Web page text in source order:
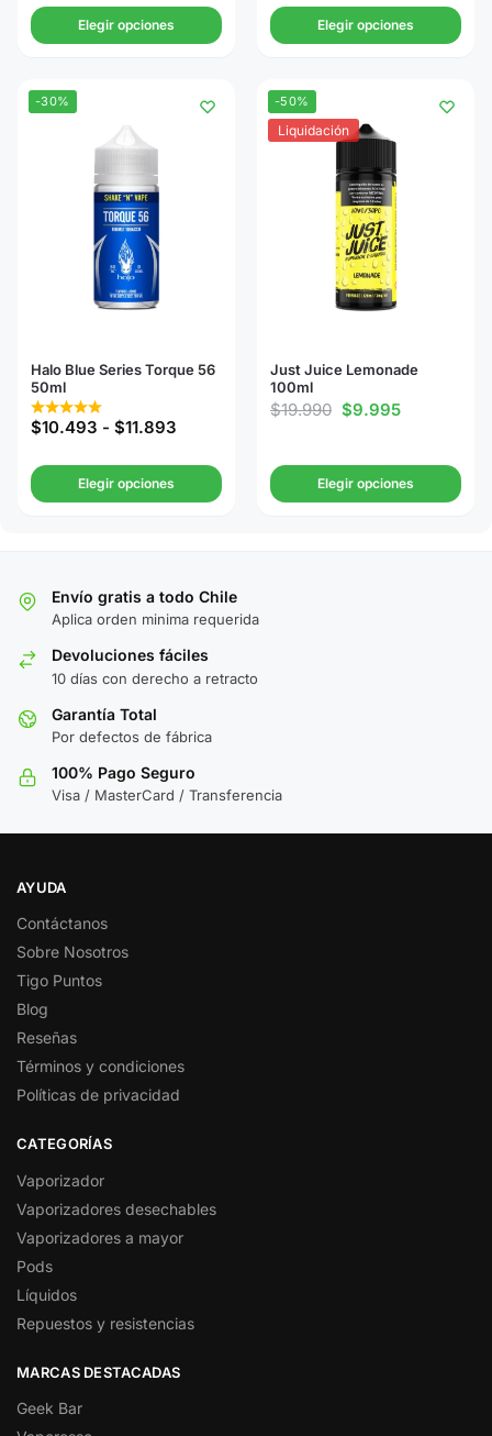
Elegir opciones Elegir opciones
-30%
Halo Blue Series Torque 56
50ml
$10.493 - $11.893
Elegir opciones
-50%
Liquidación
Just Juice Lemonade
100ml
$19.990 $9.995
Elegir opciones
Envío gratis a todo Chile
Aplica orden minima requerida
Devoluciones fáciles
10 días con derecho a retracto
Garantía Total
Por defectos de fábrica
100% Pago Seguro
Visa / MasterCard / Transferencia
AYUDA
Contáctanos
Sobre Nosotros
Tigo Puntos
Blog
Reseñas
Términos y condiciones
Políticas de privacidad
CATEGORÍAS
Vaporizador
Vaporizadores desechables
Vaporizadores a mayor
Pods
Líquidos
Repuestos y resistencias
MARCAS DESTACADAS
Geek Bar